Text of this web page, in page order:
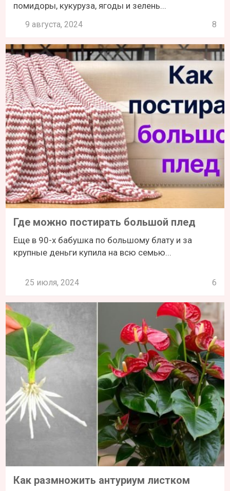
помидоры, кукуруза, ягоды и зелень...
9 августа, 2024 8
Где можно постирать большой плед
Еще в 90-х бабушка по большому блату и за
крупные деньги купила на всю семью...
25 июля, 2024 6
Как размножить антуриум листком